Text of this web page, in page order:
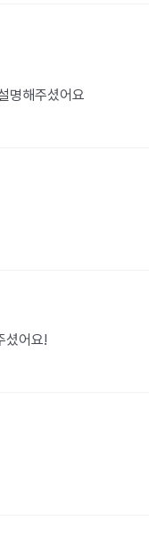
명해주셨어요
셨어요!